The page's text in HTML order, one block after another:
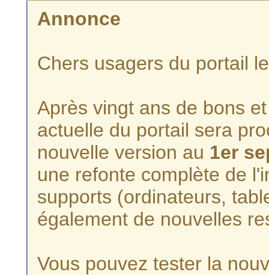
Annonce
Chers usagers du portail
Après vingt ans de bons
actuelle du portail sera
nouvelle version au 1er
une refonte complète de
supports (ordinateurs,
également de nouvelles
Vous pouvez tester la